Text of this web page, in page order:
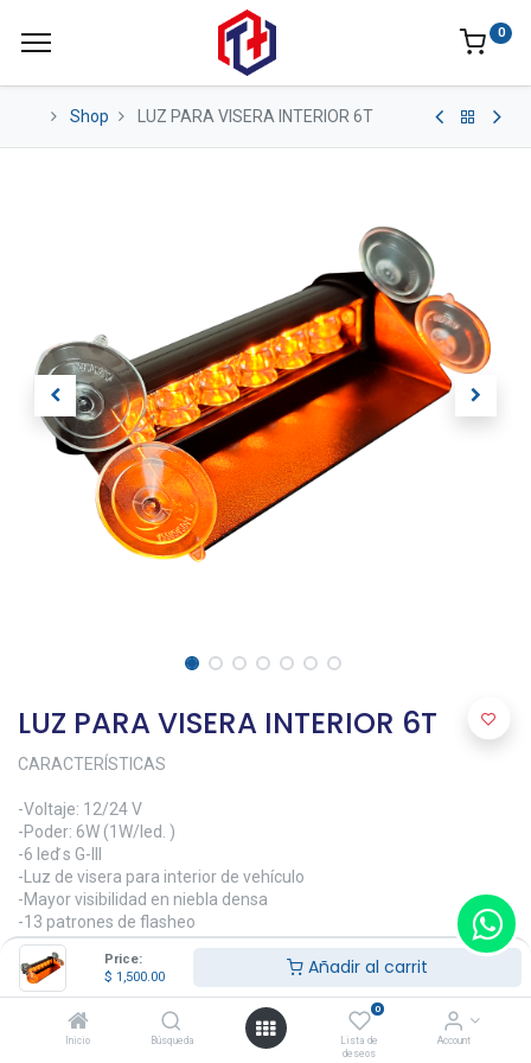
Price:
$ 1,500.00 Añadir al carrit
Inicio Búsqueda
0
Lista de
deseos
Account
0
Shop LUZ PARA VISERA INTERIOR 6T
LUZ PARA VISERA INTERIOR 6T
CARACTERÍSTICAS
-Voltaje: 12/24 V
-Poder: 6W (1W/led. )
-6 led ́s G-III
-Luz de visera para interior de vehículo
-Mayor visibilidad en niebla densa
-13 patrones de flasheo
-Se adapta a cualquier tipo de configuración
-Cable conexión a 12V, tipo encendedor. 2.8 mts de largo
1,500.00